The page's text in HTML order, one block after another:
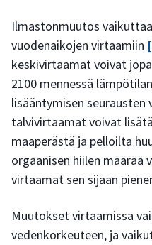
Ilmastonmuutos
vuodenaikojen virtaamiin
keskivirtaamat voivat
2100 mennessä
lisääntymisen seurausten
talvivirtaamat voivat
maaperästä ja pelloilta
orgaanisen hiilen määrää
virtaamat sen sijaan
Muutokset virtaamissa
vedenkorkeuteen, ja